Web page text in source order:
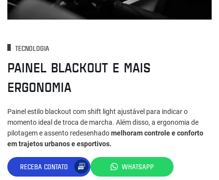
TECNOLOGIA
PAINEL BLACKOUT E MAIS
ERGONOMIA
Painel estilo blackout com shift light ajustável para indicar o
momento ideal de troca de marcha. Além disso, a ergonomia de
pilotagem e assento redesenhadomelhoram controle e conforto
em trajetos urbanos e esportivos.
RECEBA CONTATO WHATSAPP